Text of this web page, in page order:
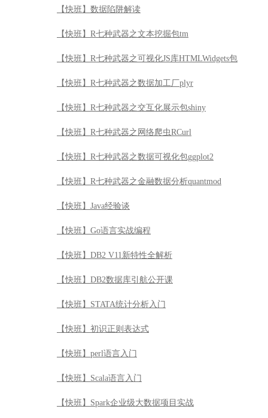
【快班】R七种武器之网络爬虫RCurl
【快班】R七种武器之数据可视化包ggplot2
【快班】R七种武器之金融数据分析quantmod
【快班】Java经验谈
【快班】Go语言实战编程
【快班】DB2 V11新特性全解析
【快班】DB2数据库引航公开课
【快班】STATA统计分析入门
【快班】初识正则表达式
【快班】perl语言入门
【快班】Scala语言入门
【快班】Spark企业级大数据项目实战
【快班】数据库引擎与SQL优化器开发
【快班】知识图谱实战
【快班】【百万年薪系列】视觉的盛宴：深度玩转人脸识
【快班】深入浅出设计模式
【快班】Oracle特殊恢复原理与实战（DSI系列）